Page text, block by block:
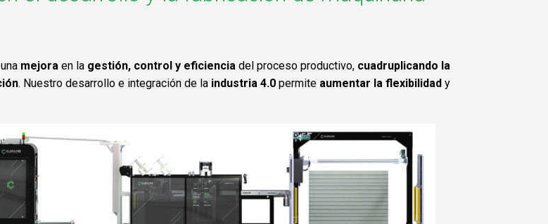
mejora en la gestión, control y eficiencia del proceso productivo, cuadruplicando la
. Nuestro desarrollo e integración de la industria 4.0 permite aumentar la flexibilidad y